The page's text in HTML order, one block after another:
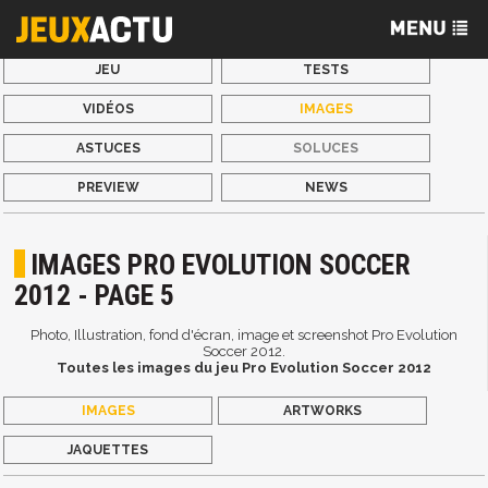
JEU TESTS
VIDÉOS IMAGES
ASTUCES SOLUCES
PREVIEW NEWS
IMAGES PRO EVOLUTION SOCCER
2012 - PAGE 5
Photo, Illustration, fond d'écran, image et screenshot Pro Evolution
Soccer 2012.
Toutes les images du jeu Pro Evolution Soccer 2012
IMAGES ARTWORKS
JAQUETTES